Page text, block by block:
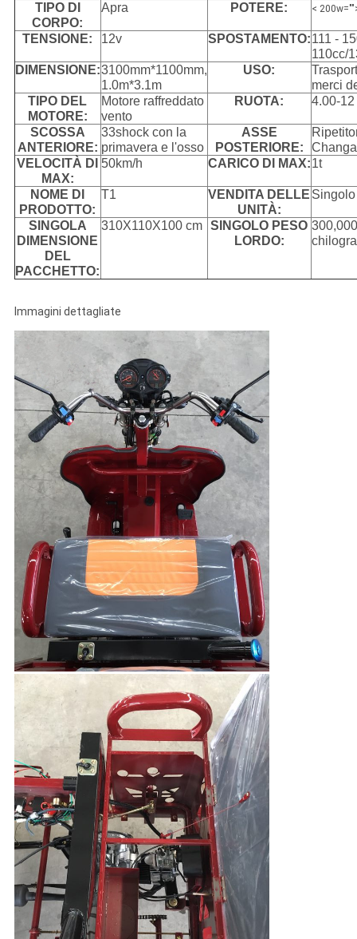
TIPO DI
CORPO:
Apra POTERE: <
TENSIONE: 12v SPOSTAMENTO:111 -
110cc/
DIMENSIONE:3100mm*1100mm,
1.0m*3.1m
USO:
merci
TIPO DEL
MOTORE:
Motore raffreddato
vento
RUOTA: 4.00-12
SCOSSA
ANTERIORE:
33shock con la
primavera e l'osso
ASSE
POSTERIORE:
VELOCITÀ DI
MAX:
50km/h CARICO DI MAX:1t
NOME DI
PRODOTTO:
T1
VENDITA DELLE
UNITÀ:
SINGOLA
DIMENSIONE
DEL
PACCHETTO:
310X110X100 cm
SINGOLO PESO
LORDO:
300,000
Immagini dettagliate